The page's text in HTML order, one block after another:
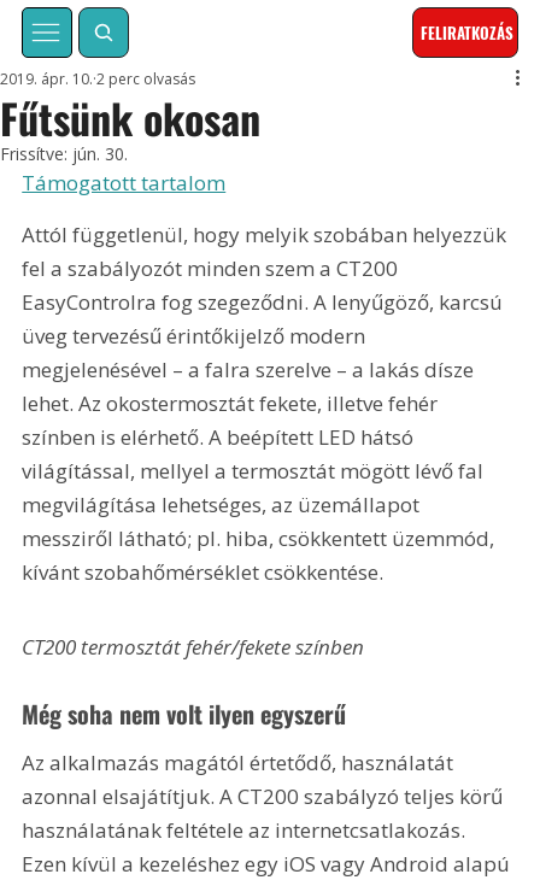
FELIRATKOZÁS
Fűtsünk okosan
2019. ápr. 10. 2 perc olvasás
Frissítve: jún. 30.
Támogatott tartalom
Attól függetlenül, hogy melyik szobában helyezzük
fel a szabályozót minden szem a CT200
EasyControlra fog szegeződni. A lenyűgöző, karcsú
üveg tervezésű érintőkijelző modern
megjelenésével – a falra szerelve – a lakás dísze
lehet. Az okostermosztát fekete, illetve fehér
színben is elérhető. A beépített LED hátsó
világítással, mellyel a termosztát mögött lévő fal
megvilágítása lehetséges, az üzemállapot
messziről látható; pl. hiba, csökkentett üzemmód,
kívánt szobahőmérséklet csökkentése.
CT200 termosztát fehér/fekete színben
Még soha nem volt ilyen egyszerű
Az alkalmazás magától értetődő, használatát
azonnal elsajátítjuk. A CT200 szabályzó teljes körű
használatának feltétele az internetcsatlakozás.
Ezen kívül a kezeléshez egy iOS vagy Android alapú